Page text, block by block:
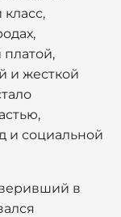
платой,
и жесткой
и социальной
в